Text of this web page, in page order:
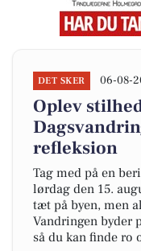
DET SKER 06-08-
Oplev
refleksion
Tag med på en
lørdag den 15.
tæt på byen, men
Vandringen byder
så du kan finde ro